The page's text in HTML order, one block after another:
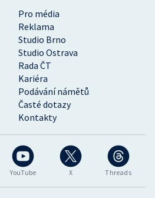
YouTube X Threads
Pro média
Reklama
Studio Brno
Studio Ostrava
Rada ČT
Kariéra
Podávání námětů
Časté dotazy
Kontakty